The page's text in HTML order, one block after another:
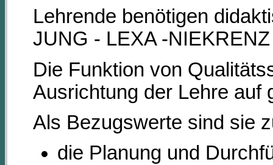
Lehrende benötigen
JUNG - LEXA -
Die Funktion von
Ausrichtung der Lehre auf
Als Bezugswerte sind sie
die Planung und